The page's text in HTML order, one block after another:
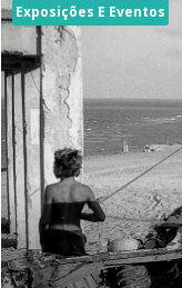
Exposições E Eventos